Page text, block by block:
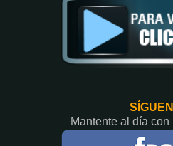
Mantente al día